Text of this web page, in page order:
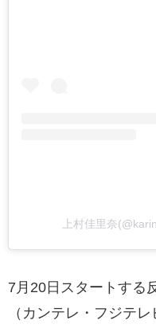
上村佳里奈
7月20日スタートする
（カンテレ・フジテ